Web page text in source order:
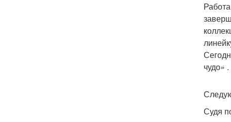
чудо» .
Судя